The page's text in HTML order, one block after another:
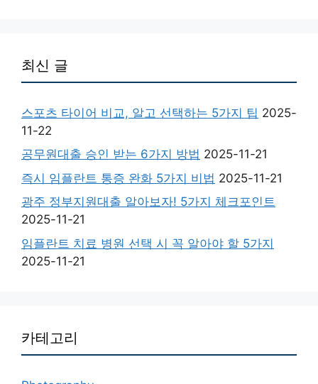
최신 글
스포츠 타이어 비교, 알고 선택하는 5가지 팁 2025-
11-22
공무원대출 승인 받는 6가지 방법 2025-11-21
즉시 임플란트 통증 완화 5가지 비법 2025-11-21
광주 정부지원대출 알아보자! 5가지 체크포인트
2025-11-21
임플란트 치료 병원 선택 시 꼭 알아야 할 5가지
2025-11-21
카테고리